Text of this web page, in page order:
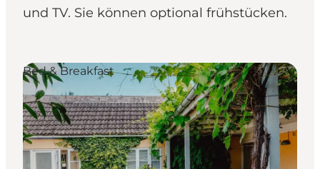
und TV. Sie können optional frühstücken.
Bed & Breakfast